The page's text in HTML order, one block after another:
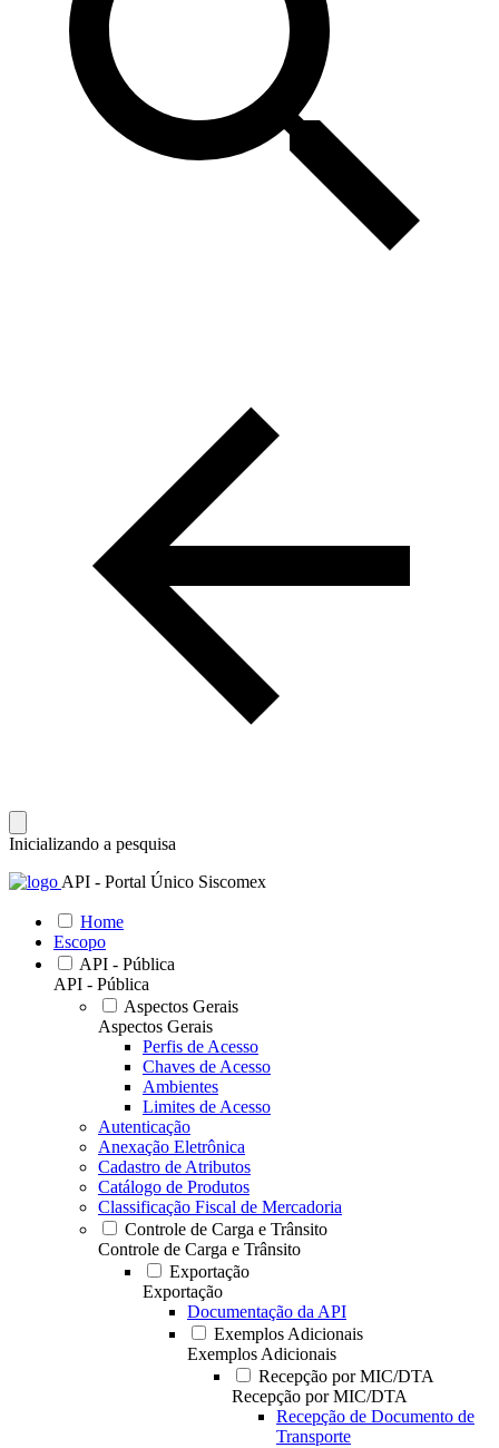
Inicializando a pesquisa
API - Portal Único Siscomex
Home
Escopo
API - Pública
API - Pública
Aspectos Gerais
Aspectos Gerais
Perfis de Acesso
Chaves de Acesso
Ambientes
Limites de Acesso
Autenticação
Anexação Eletrônica
Cadastro de Atributos
Catálogo de Produtos
Classificação Fiscal de Mercadoria
Controle de Carga e Trânsito
Controle de Carga e Trânsito
Exportação
Exportação
Documentação da API
Exemplos Adicionais
Exemplos Adicionais
Recepção por MIC/DTA
Recepção por MIC/DTA
Recepção de Documento de
Transporte